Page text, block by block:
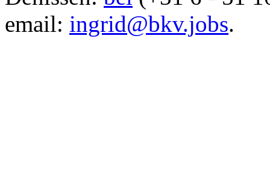
email: ingrid@bkv.jobs.